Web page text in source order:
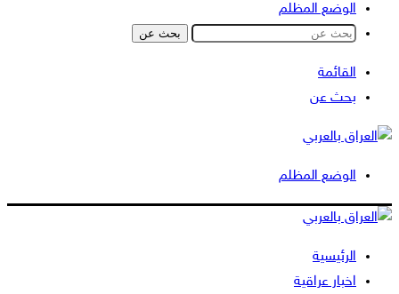
الوضع المظلم
بحث عن
القائمة
بحث عن
الوضع المظلم
الرئيسية
اخبار عراقية